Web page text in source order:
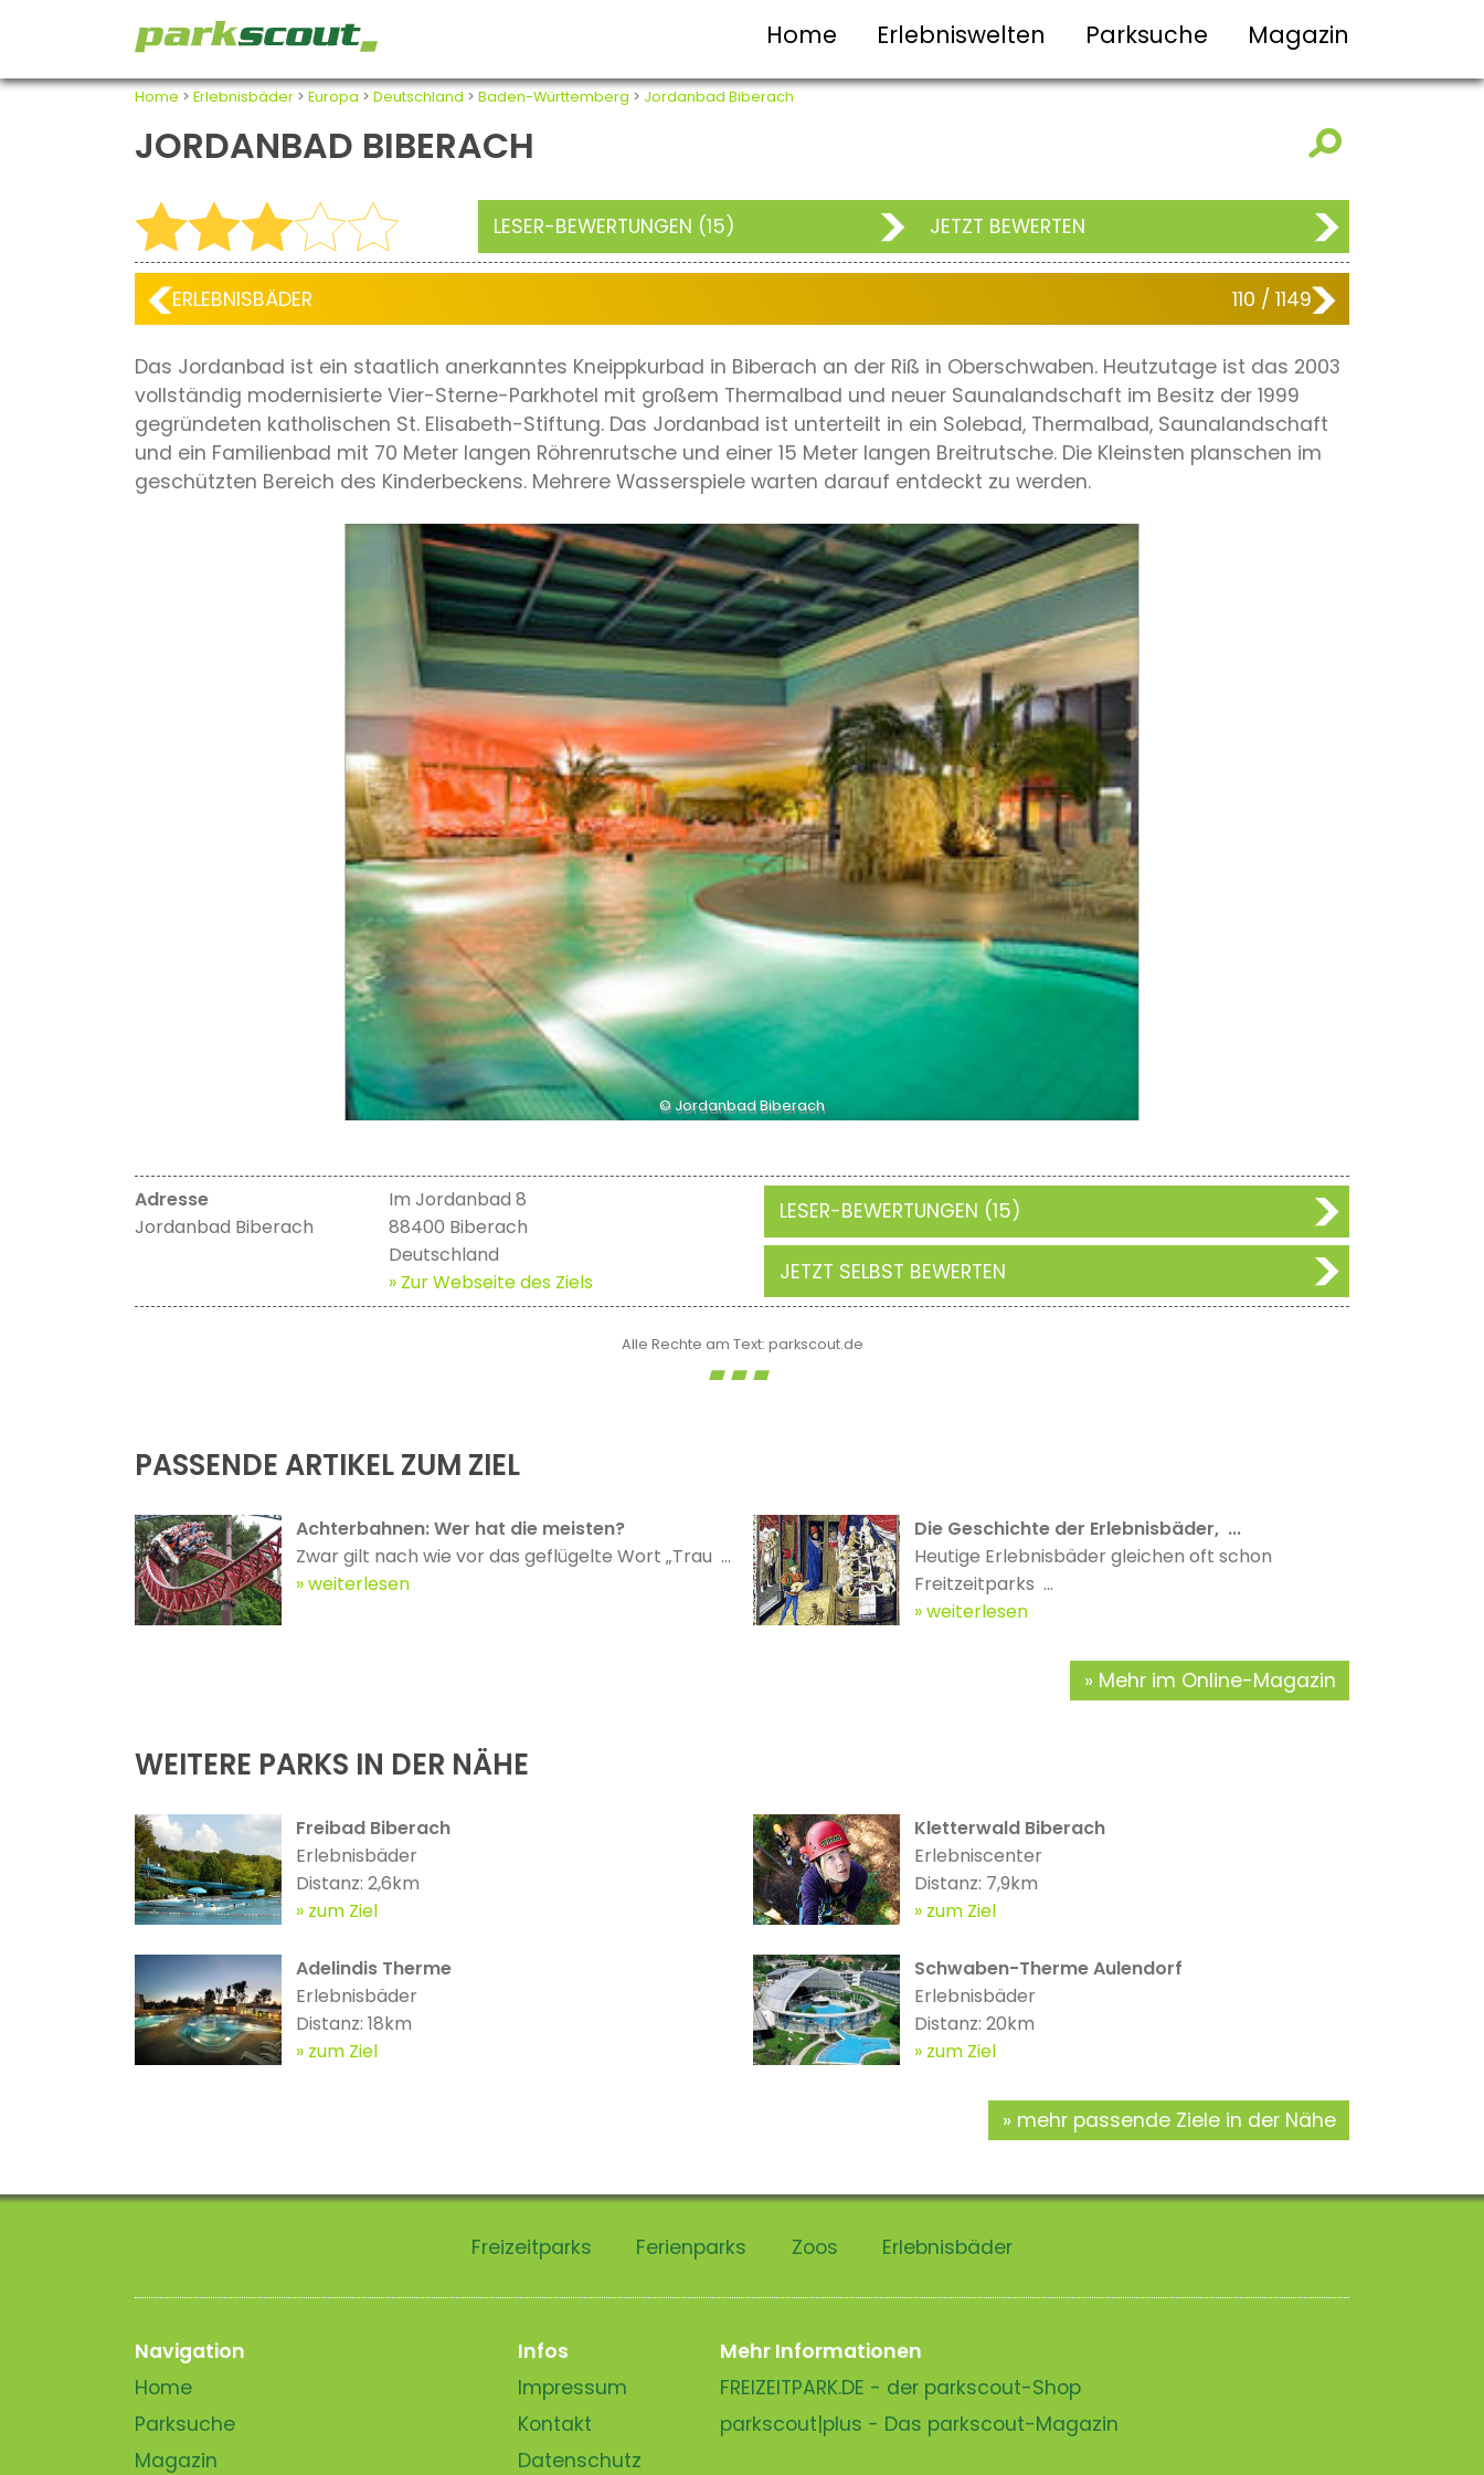
Home Erlebniswelten Parksuche Magazin
Home > Erlebnisbäder > Europa > Deutschland > Baden-Württemberg > Jordanbad Biberach
JORDANBAD BIBERACH
LESER-BEWERTUNGEN (15) JETZT BEWERTEN
ERLEBNISBÄDER 110 / 1149
Das Jordanbad ist ein staatlich anerkanntes Kneippkurbad in Biberach an der Riß in Oberschwaben. Heutzutage ist das 2003
vollständig modernisierte Vier-Sterne-Parkhotel mit großem Thermalbad und neuer Saunalandschaft im Besitz der 1999
gegründeten katholischen St. Elisabeth-Stiftung. Das Jordanbad ist unterteilt in ein Solebad, Thermalbad, Saunalandschaft
und ein Familienbad mit 70 Meter langen Röhrenrutsche und einer 15 Meter langen Breitrutsche. Die Kleinsten planschen im
geschützten Bereich des Kinderbeckens. Mehrere Wasserspiele warten darauf entdeckt zu werden.
© Jordanbad Biberach
Adresse
Jordanbad Biberach
Im Jordanbad 8
88400 Biberach
Deutschland
» Zur Webseite des Ziels
LESER-BEWERTUNGEN (15)
JETZT SELBST BEWERTEN
Alle Rechte am Text: parkscout.de
PASSENDE ARTIKEL ZUM ZIEL
Achterbahnen: Wer hat die meisten?
Zwar gilt nach wie vor das geflügelte Wort „Trau ...
weiterlesen
Die Geschichte der Erlebnisbäder, ...
Heutige Erlebnisbäder gleichen oft schon
Freitzeitparks ...
weiterlesen
Mehr im Online-Magazin
WEITERE PARKS IN DER NÄHE
Freibad Biberach
Erlebnisbäder
Distanz: 2,6km
zum Ziel
Kletterwald Biberach
Erlebniscenter
Distanz: 7,9km
zum Ziel
Adelindis Therme
Erlebnisbäder
Distanz: 18km
zum Ziel
Schwaben-Therme Aulendorf
Erlebnisbäder
Distanz: 20km
zum Ziel
mehr passende Ziele in der Nähe
Freizeitparks Ferienparks Zoos Erlebnisbäder
Navigation
Home
Parksuche
Magazin
Infos
Impressum
Kontakt
Datenschutz
Mehr Informationen
FREIZEITPARK.DE - der parkscout-Shop
parkscout|plus - Das parkscout-Magazin